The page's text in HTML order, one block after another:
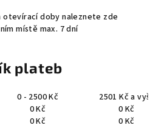
otevírací doby naleznete zde
místě max. 7 dní
plateb
0 - 2500 Kč
2501 Kč a
0 Kč
0 Kč
0 Kč
0 Kč